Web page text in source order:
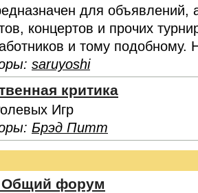
для объявлений,
концертов и прочих
и тому подобному.
saruyoshi
критика
Игр
Брэд Питт
форум